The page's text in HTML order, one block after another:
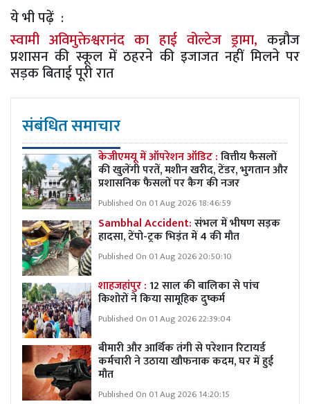
ये भी पढ़ें :
स्वामी अविमुक्तेश्वरानंद का हाई वोल्टेज ड्रामा, कन्नौज
प्रशासन की स्कूल में ठहरने की इजाजत नहीं मिलने पर
सड़क बिताई पूरी रात
संबंधित समाचार
केजीएमयू में ऑपरेशन ऑडिट :वित्तीय फैसलों
की खुलेंगी परतें, मशीन खरीद, टेंडर, भुगतान और
प्रशासनिक फैसलों पर कैग की नजर
Published On 01 Aug 2026 18:46:59
Sambhal Accident:संभल में भीषण सड़क
हादसा, टेंपो-ट्रक भिड़ंत में 4 की मौत
Published On 01 Aug 2026 20:50:10
शाहजहांपुर :12 साल की बालिका से पांच
किशोरों ने किया सामूहिक दुष्कर्म
Published On 01 Aug 2026 22:39:04
बीमारी और आर्थिक तंगी से परेशान रिटायर्ड
कर्मचारी ने उठाया खौफनाक कदम, घर में हुई
मौत
Published On 01 Aug 2026 14:20:15